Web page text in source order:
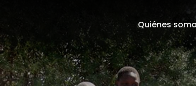
Quiénes